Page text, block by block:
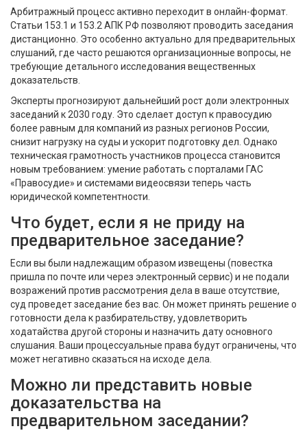
Арбитражный процесс активно переходит в онлайн-формат.
Статьи 153.1 и 153.2 АПК РФ позволяют проводить заседания
дистанционно. Это особенно актуально для предварительных
слушаний, где часто решаются организационные вопросы, не
требующие детального исследования вещественных
доказательств.
Эксперты прогнозируют дальнейший рост доли электронных
заседаний к 2030 году. Это сделает доступ к правосудию
более равным для компаний из разных регионов России,
снизит нагрузку на суды и ускорит подготовку дел. Однако
техническая грамотность участников процесса становится
новым требованием: умение работать с порталами ГАС
«Правосудие» и системами видеосвязи теперь часть
юридической компетентности.
Что будет, если я не приду на
предварительное заседание?
Если вы были надлежащим образом извещены (повестка
пришла по почте или через электронный сервис) и не подали
возражений против рассмотрения дела в ваше отсутствие,
суд проведет заседание без вас. Он может принять решение о
готовности дела к разбирательству, удовлетворить
ходатайства другой стороны и назначить дату основного
слушания. Ваши процессуальные права будут ограничены, что
может негативно сказаться на исходе дела.
Можно ли представить новые
доказательства на
предварительном заседании?